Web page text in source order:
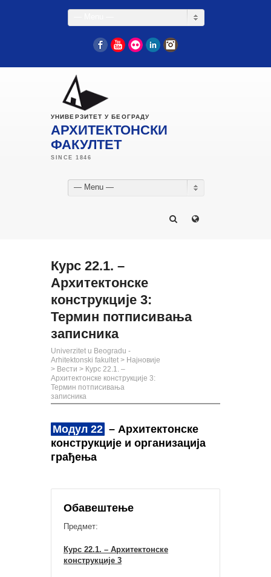
FacebookYouTube
Flickr LinkedIn
УНИВЕРЗИТЕТ У БЕОГРАДУ
АРХИТЕКТОНСКИ
ФАКУЛТЕТ
— Menu —
Курс 22.1. –
Архитектонске
конструкције 3:
Термин потписивања
записника
Univerzitet u Beogradu -
Arhitektonski fakultet > Најновије
> Вести > Курс 22.1. –
Архитектонске конструкције 3:
Термин потписивања
записника
Модул 22 – Архитектонске
конструкције и организација
грађења
Обавештење
Предмет:
Курс 22.1. – Архитектонске
конструкције 3